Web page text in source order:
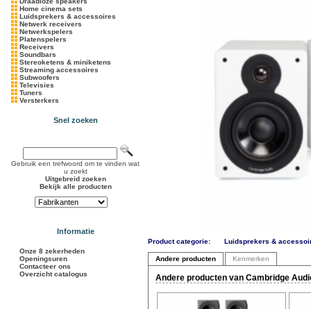
Home cinema sets
Luidsprekers & accessoires
Netwerk receivers
Netwerkspelers
Platenspelers
Receivers
Soundbars
Stereoketens & miniketens
Streaming accessoires
Subwoofers
Televisies
Tuners
Versterkers
Snel zoeken
Gebruik een trefwoord om te vinden wat
u zoekt
Uitgebreid zoeken
Bekijk alle producten
Informatie
Onze 8 zekerheden
Openingsuren
Contacteer ons
Overzicht catalogus
Product categorie: Luidsprekers &
Andere producten Kenmerken
Andere producten van Cambridge